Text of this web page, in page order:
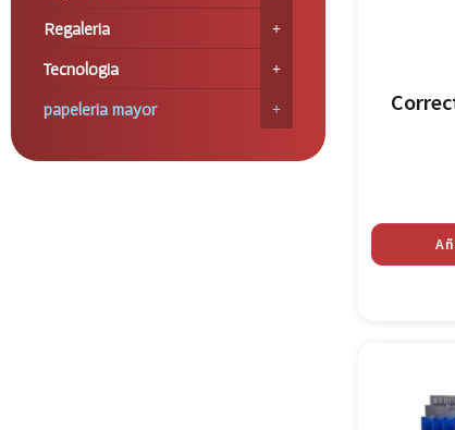
Regaleria
Tecnologia
papeleria mayor